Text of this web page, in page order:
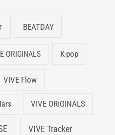
BEATDAY
ORIGINALS K-pop
VIVE Flow
VIVE ORIGINALS
VIVE Tracker